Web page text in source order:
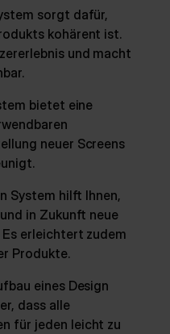
sorgt dafür,
kohärent ist.
und macht
bietet eine
neuer Screens
System hilft Ihnen,
in Zukunft neue
erleichtert zudem
Produkte.
eines Design
dass alle
für jeden leicht zu